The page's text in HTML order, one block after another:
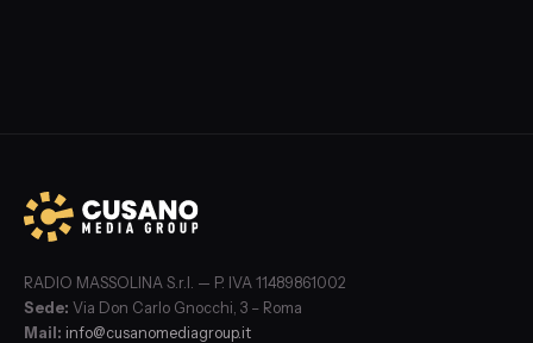
RADIO MASSOLINA S.r.l. — P. IVA 11489861002
Sede: Via Don Carlo Gnocchi, 3 – Roma
Mail: info@cusanomediagroup.it